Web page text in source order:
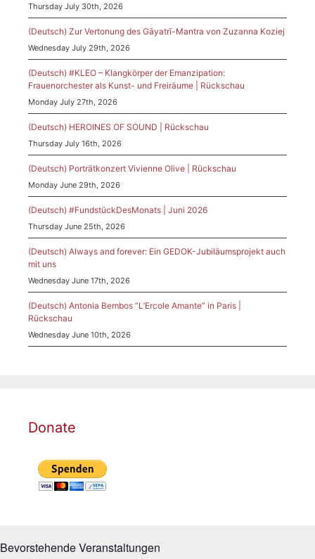
Thursday July 30th, 2026
(Deutsch) Zur Vertonung des Gāyatrī-Mantra von Zuzanna Koziej
Wednesday July 29th, 2026
(Deutsch) #KLEO – Klangkörper der Emanzipation:
Frauenorchester als Kunst- und Freiräume | Rückschau
Monday July 27th, 2026
(Deutsch) HEROINES OF SOUND | Rückschau
Thursday July 16th, 2026
(Deutsch) Porträtkonzert Vivienne Olive | Rückschau
Monday June 29th, 2026
(Deutsch) #FundstückDesMonats | Juni 2026
Thursday June 25th, 2026
(Deutsch) Always and forever: Ein GEDOK-Jubiläumsprojekt auch
mit uns
Wednesday June 17th, 2026
(Deutsch) Antonia Bembos “L’Ercole Amante” in Paris |
Rückschau
Wednesday June 10th, 2026
Donate
Bevorstehende Veranstaltungen